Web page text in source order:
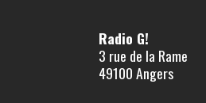
Radio G!
3 rue de la Rame
49100 Angers